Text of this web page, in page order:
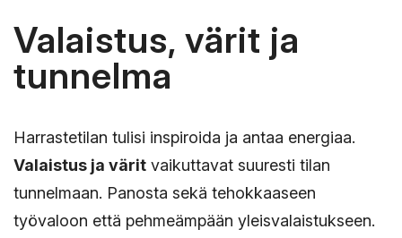
Valaistus, värit ja
tunnelma
Harrastetilan tulisi inspiroida ja antaa energiaa.
Valaistus ja värit vaikuttavat suuresti tilan
tunnelmaan. Panosta sekä tehokkaaseen
työvaloon että pehmeämpään yleisvalaistukseen.